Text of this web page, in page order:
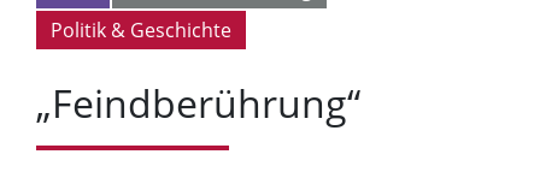
Politik & Geschichte
„Feindberührung“